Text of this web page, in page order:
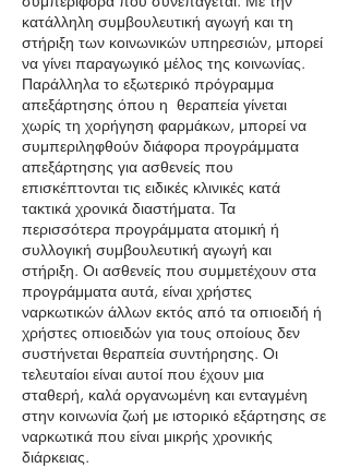
κατάλληλη συμβουλευτική αγωγή και τη
στήριξη των κοινωνικών υπηρεσιών, μπορεί
να γίνει παραγωγικό μέλος της κοινωνίας.
Παράλληλα το εξωτερικό πρόγραμμα
απεξάρτησης όπου η θεραπεία γίνεται
χωρίς τη χορήγηση φαρμάκων, μπορεί να
συμπεριληφθούν διάφορα προγράμματα
απεξάρτησης για ασθενείς που
επισκέπτονται τις ειδικές κλινικές κατά
τακτικά χρονικά διαστήματα. Τα
περισσότερα προγράμματα ατομική ή
συλλογική συμβουλευτική αγωγή και
στήριξη. Οι ασθενείς που συμμετέχουν στα
προγράμματα αυτά, είναι χρήστες
ναρκωτικών άλλων εκτός από τα οπιοειδή ή
χρήστες οπιοειδών για τους οποίους δεν
συστήνεται θεραπεία συντήρησης. Οι
τελευταίοι είναι αυτοί που έχουν μια
σταθερή, καλά οργανωμένη και ενταγμένη
στην κοινωνία ζωή με ιστορικό εξάρτησης σε
ναρκωτικά που είναι μικρής χρονικής
διάρκειας.